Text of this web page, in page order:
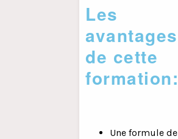
Les
avantages
de cette
formation:
Une formule de